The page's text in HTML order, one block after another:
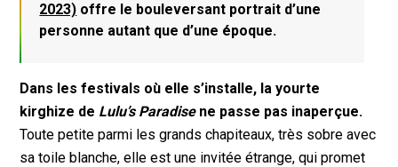
2023) offre le bouleversant portrait d’une
personne autant que d’une époque.
Dans les festivals où elle s’installe, la yourte
kirghize de Lulu’s Paradise ne passe pas inaperçue.
Toute petite parmi les grands chapiteaux, très sobre avec
sa toile blanche, elle est une invitée étrange, qui promet